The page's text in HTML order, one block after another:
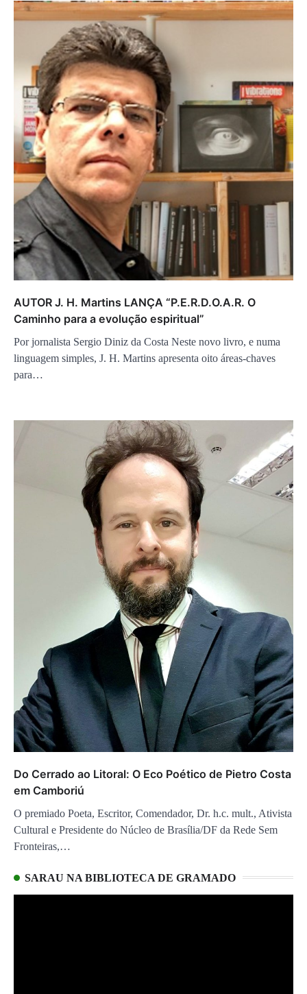
AUTOR J. H. Martins LANÇA “P.E.R.D.O.A.R. O
Caminho para a evolução espiritual”
Por jornalista Sergio Diniz da Costa Neste novo livro, e numa
linguagem simples, J. H. Martins apresenta oito áreas-chaves
para…
Do Cerrado ao Litoral: O Eco Poético de Pietro Costa
em Camboriú
O premiado Poeta, Escritor, Comendador, Dr. h.c. mult., Ativista
Cultural e Presidente do Núcleo de Brasília/DF da Rede Sem
Fronteiras,…
SARAU NA BIBLIOTECA DE GRAMADO